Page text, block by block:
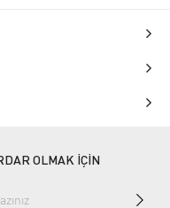
OLMAK İÇİN